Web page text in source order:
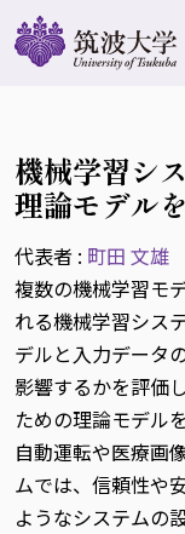
機械学習シ
理論モデル
代表者 : 町田 文雄
複数の機械学習モ
れる機械学習シス
デルと入力データ
影響するかを評価
ための理論モデル
自動運転や医療画
ムでは、信頼性や
ようなシステムの